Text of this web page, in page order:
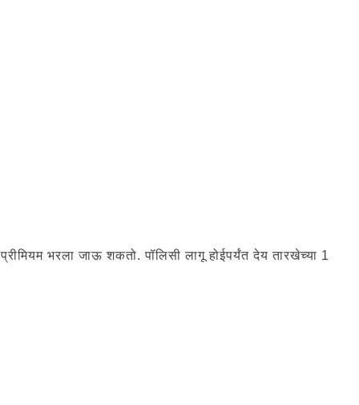
भरला जाऊ शकतो. पॉलिसी लागू होईपर्यंत देय तारखेच्या 1